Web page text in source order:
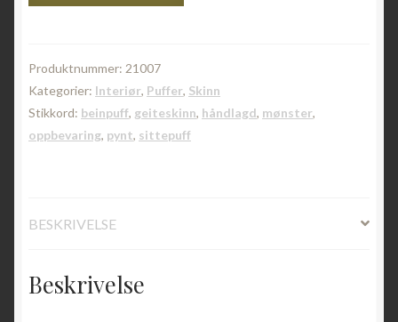
Hudfarget
antall
Produktnummer: 21007
Kategorier: Interiør, Puffer, Skinn
Stikkord: beinpuff, geiteskinn, håndlagd, mønster,
oppbevaring, pynt, sittepuff
BESKRIVELSE
Beskrivelse